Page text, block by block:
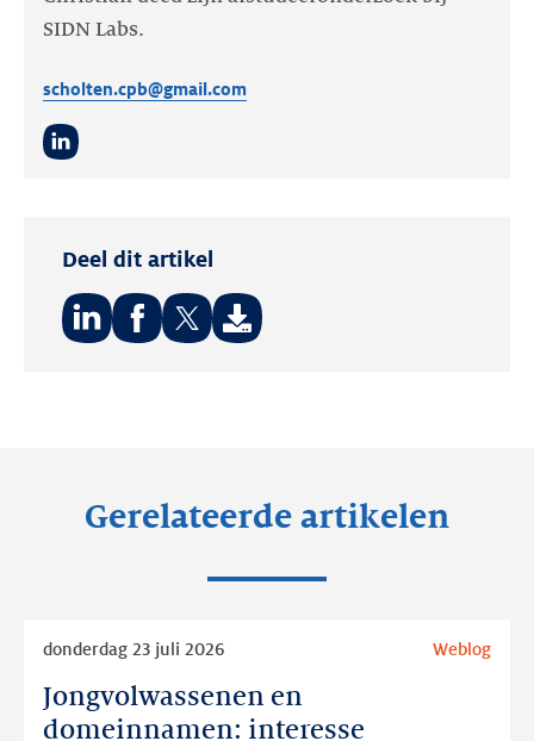
SIDN Labs.
scholten.cpb@gmail.com
Deel dit artikel
Gerelateerde artikelen
Jongvolwassenen en
domeinnamen: interesse
donderdag 23 juli 2026 Weblog
Jongvolwassenen